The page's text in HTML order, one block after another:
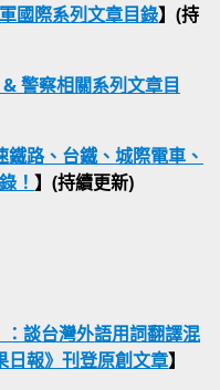
國際系列文章目錄】(持
警察相關系列文章目
路、台鐵、城際電車、
！ 】(持續更新)
：談台灣外語用詞翻譯混
日報》刊登原創文章】